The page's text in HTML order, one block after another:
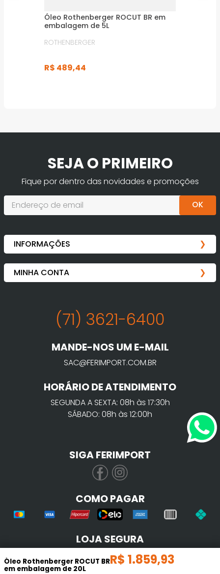
Óleo Rothenberger ROCUT BR
em embalagem de 20L
R$ 1.859,93
Óleo Rothenberger ROCUT BR em
embalagem de 5L
ROTHENBERGER
R$ 489,44
SEJA O PRIMEIRO
Fique por dentro das novidades e promoções
OK
(71) 3621-6400
MANDE-NOS UM E-MAIL
SAC@FERIMPORT.COM.BR
HORÁRIO DE ATENDIMENTO
SEGUNDA A SEXTA: 08h às 17:30h
SÁBADO: 08h às 12:00h
SIGA FERIMPORT
COMO PAGAR
LOJA SEGURA